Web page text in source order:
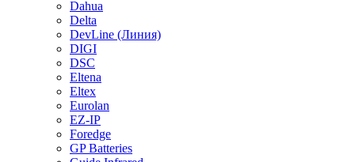
Dahua
Delta
DevLine (Линия)
DIGI
DSC
Eltena
Eltex
Eurolan
EZ-IP
Foredge
GP Batteries